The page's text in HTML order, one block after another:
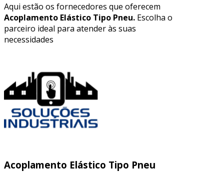
Aqui estão os fornecedores que oferecem
Acoplamento Elástico Tipo Pneu. Escolha o
parceiro ideal para atender às suas
necessidades
Acoplamento Elástico Tipo Pneu